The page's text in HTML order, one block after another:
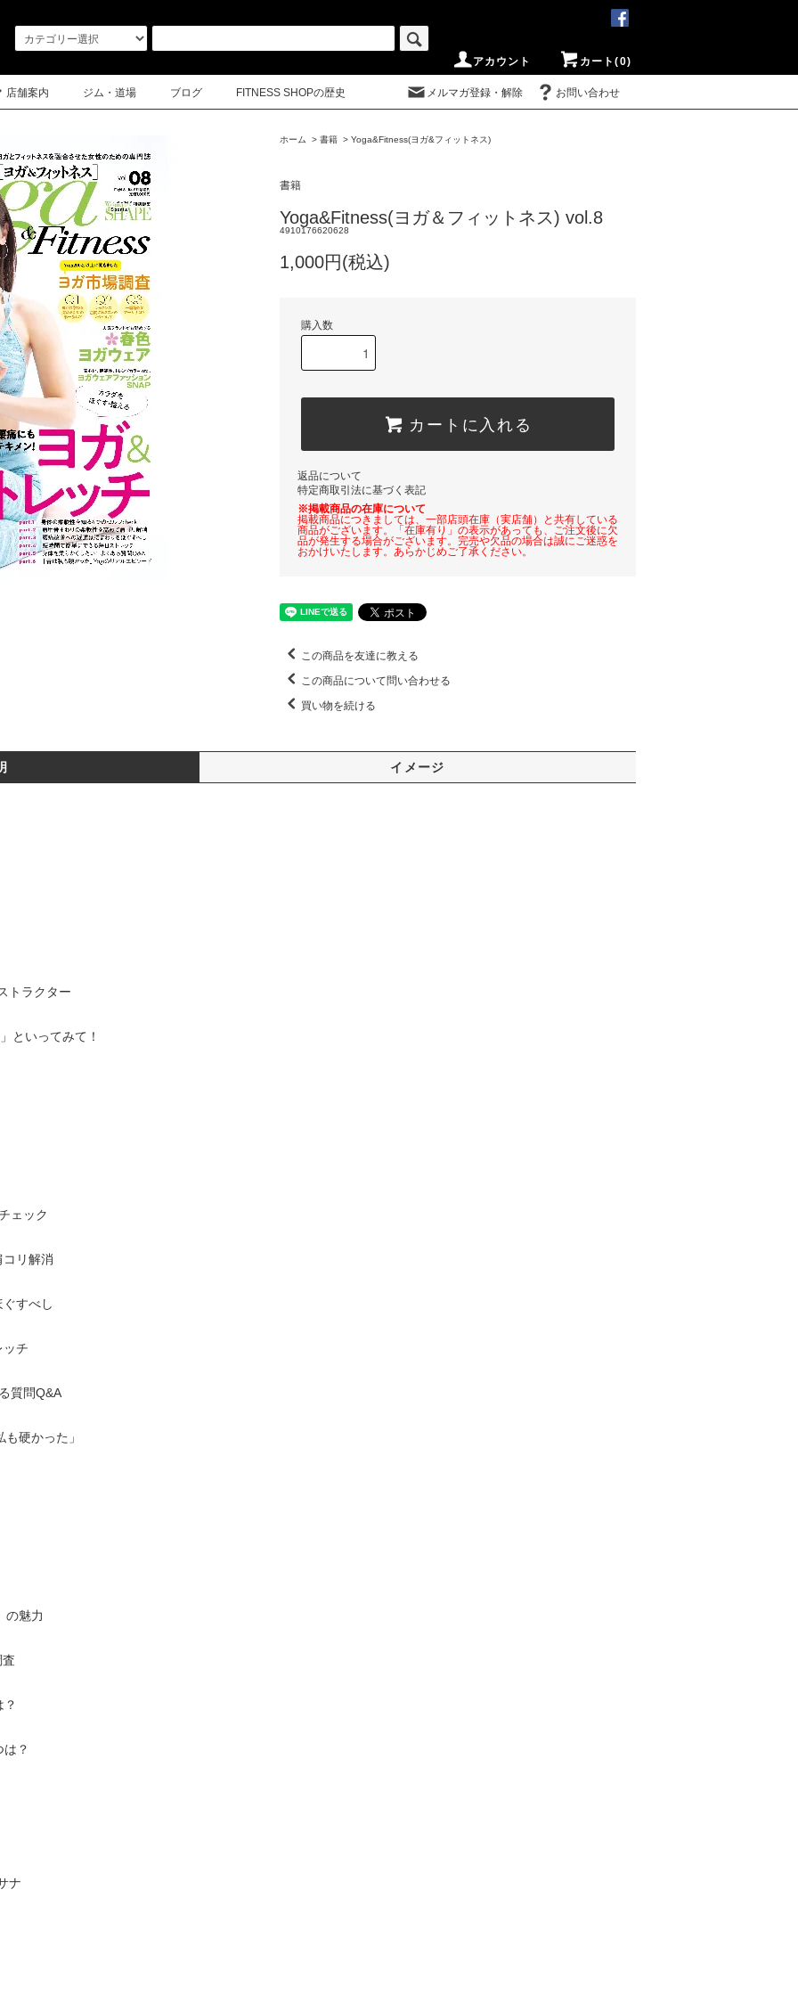
アカウント カート(0)
店舗案内 ジム・道場 ブログ FITNESS SHOPの歴史 メルマガ登録・解除 お問い合わせ
ホーム > 書籍 > Yoga&Fitness(ヨガ&フィットネス)
書籍
Yoga&Fitness(ヨガ＆フィットネス) vol.8
4910176620628
1,000円(税込)
購入数
カートに入れる
返品について
特定商取引法に基づく表記
※掲載商品の在庫について
掲載商品につきましては、一部店頭在庫（実店舗）と共有している
商品がございます。「在庫有り」の表示があっても、ご注文後に欠
品が発生する場合がございます。完売や欠品の場合は誠にご迷惑を
おかけいたします。あらかじめご了承ください。
この商品を友達に教える
この商品について問い合わせる
買い物を続ける
イメージ
トラクター
といってみて！
ェック
リ解消
すべし
ッチ
質問Q&A
硬かった」
の魅力
？
ナ